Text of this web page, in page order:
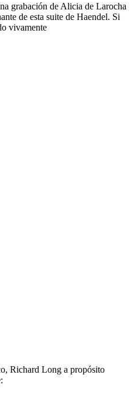
grabación de Alicia de Larocha
de esta suite de Haendel. Si
vivamente
Richard Long a propósito